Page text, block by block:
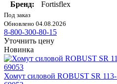
Бренд: Fortisflex
Под заказ
Обновлено 04.08.2026
8-800-300-80-15
Уточнить цену
Новинка
Хомут силовой ROBUST SR